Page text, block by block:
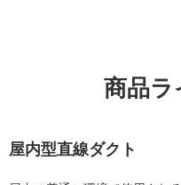
商品
屋内型直線ダクト